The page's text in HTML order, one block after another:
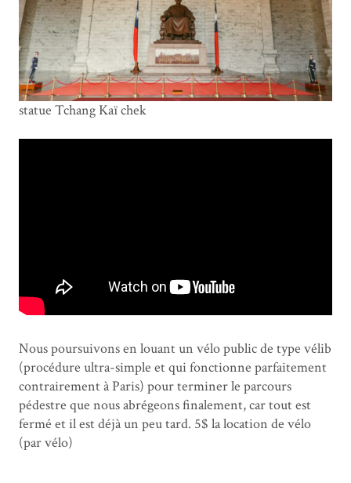
statue Tchang Kaï chek
Nous poursuivons en louant un vélo public de type vélib
(procédure ultra-simple et qui fonctionne parfaitement
contrairement à Paris) pour terminer le parcours
pédestre que nous abrégeons finalement, car tout est
fermé et il est déjà un peu tard. 5$ la location de vélo
(par vélo)